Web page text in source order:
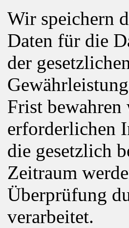
Wir speichern
Daten für die
der
Frist bewahren
erforderlichen
die gesetzlich
Zeitraum
Überprüfung
verarbeitet.